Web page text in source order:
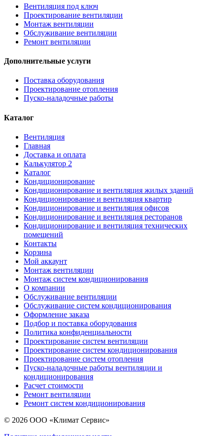
Вентиляция под ключ
Проектирование вентиляции
Монтаж вентиляции
Обслуживание вентиляции
Ремонт вентиляции
Дополнительные услуги
Поставка оборудования
Проектирование отопления
Пуско-наладочные работы
Каталог
Вентиляция
Главная
Доставка и оплата
Калькулятор 2
Каталог
Кондиционирование
Кондиционирование и вентиляция жилых зданий
Кондиционирование и вентиляция квартир
Кондиционирование и вентиляция офисов
Кондиционирование и вентиляция ресторанов
Кондиционирование и вентиляция технических
помещений
Контакты
Корзина
Мой аккаунт
Монтаж вентиляции
Монтаж систем кондиционирования
О компании
Обслуживание вентиляции
Обслуживание систем кондиционирования
Оформление заказа
Подбор и поставка оборудования
Политика конфиденциальности
Проектирование систем вентиляции
Проектирование систем кондиционирования
Проектирование систем отопления
Пуско-наладочные работы вентиляции и
кондиционирования
Расчет стоимости
Ремонт вентиляции
Ремонт систем кондиционирования
© 2026 ООО «Климат Сервис»